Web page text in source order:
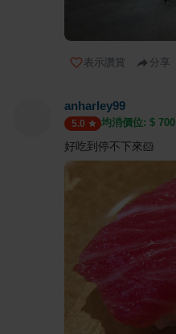
表示讚賞 分享
anharley99
5.0 均消價位: $ 700
好吃到停不下來🐹